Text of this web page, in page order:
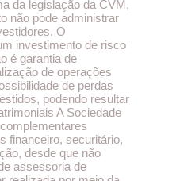
da legislação da CVM,
não pode administrar
O
investimento de risco
é garantia de
de operações
de perdas
podendo resultar
A Sociedade
financeiro, securitário,
desde que não
assessoria de